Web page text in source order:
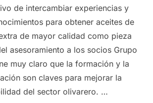
de intercambiar experiencias y
para obtener aceites de
de mayor calidad como pieza
asesoramiento a los socios Grupo
muy claro que la formación y la
son claves para mejorar la
del sector olivarero. …